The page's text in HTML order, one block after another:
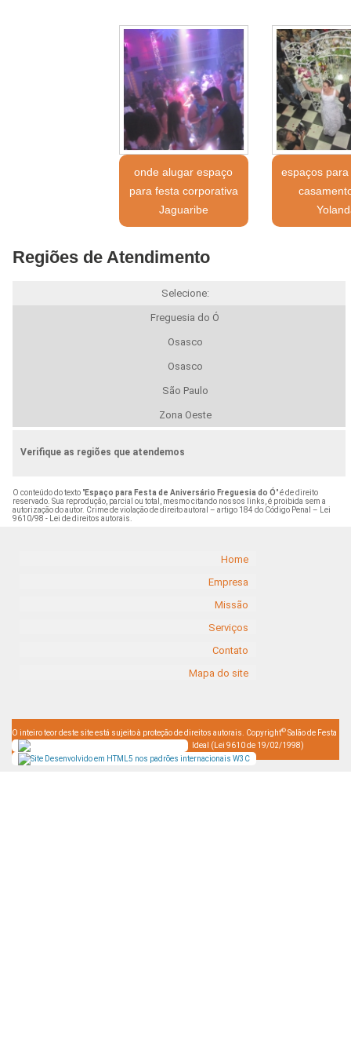
onde alugar espaço
para festa corporativa
Jaguaribe
espaços
Regiões de Atendimento
Selecione:
Freguesia do Ó
Osasco
Osasco
São Paulo
Zona Oeste
Verifique as regiões que atendemos
O conteúdo do texto "Espaço para Festa de Aniversário Freguesia do Ó" é de direito
reservado. Sua reprodução, parcial ou total, mesmo citando nossos links, é proibida sem a
autorização do autor. Crime de violação de direito autoral – artigo 184 do Código Penal – Lei
9610/98 - Lei de direitos autorais.
Home
Empresa
Missão
Serviços
Contato
Mapa do site
O inteiro teor deste site está sujeito à proteção de direitos autorais. Copyright© Salão de Festa
Ideal (Lei 9610 de 19/02/1998)